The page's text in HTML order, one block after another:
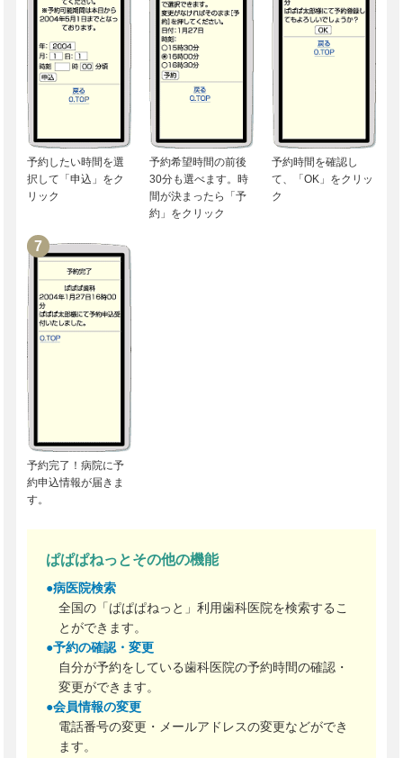
予約したい時間を選
択して「申込」をク
リック
予約希望時間の前後
30分も選べます。時
間が決まったら「予
約」をクリック
予約時間を確認し
て、「OK」をクリッ
ク
予約完了！病院に予
約申込情報が届きま
す。
ぱぱぱねっとその他の機能
●病医院検索
全国の「ぱぱぱねっと」利用歯科医院を検索するこ
とができます。
●予約の確認・変更
自分が予約をしている歯科医院の予約時間の確認・
変更ができます。
●会員情報の変更
電話番号の変更・メールアドレスの変更などができ
ます。